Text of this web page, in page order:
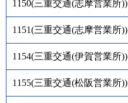
1150(三重交通(志摩営業所))
1151(三重交通(志摩営業所))
1154(三重交通(伊賀営業所))
1155(三重交通(松阪営業所))